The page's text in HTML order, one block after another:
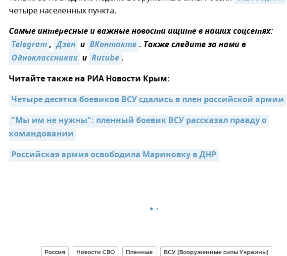
четыре населенных пункта.
Самые интересные и важные новости ищите в наших соцсетях:
Telegram, Дзен и ВКонтакте. Также следите за нами в
Одноклассниках и Rutube.
Читайте также на РИА Новости Крым:
Четыре десятка боевиков ВСУ сдались в плен российской армии
"Мы им не нужны": пленный боевик ВСУ рассказал правду о
командовании
Российская армия освободила Мариновку в ДНР
Россия Новости СВО Пленные ВСУ (Вооруженные силы Украины)